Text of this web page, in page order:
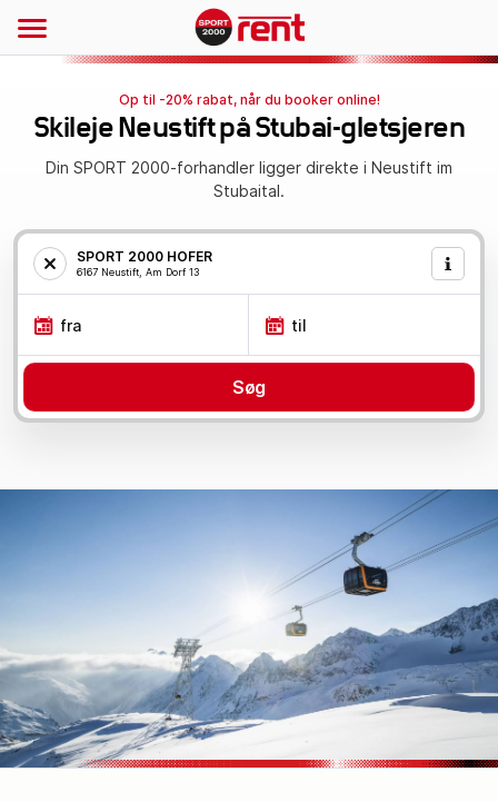
Op til -20% rabat, når du booker online!
Skileje Neustift på Stubai-gletsjeren
Din SPORT 2000-forhandler ligger direkte i Neustift im
Stubaital.
SPORT 2000 HOFER
6167 Neustift, Am Dorf 13
fra til